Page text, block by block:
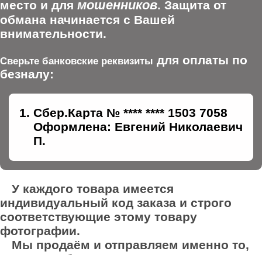
место и для мошенников. Защита от
обмана начинается с Вашей
внимательности.
Сверьте банковские реквизиты для оплаты по
безналу:
Сбер.Карта № **** **** 1503 7058
Оформлена: Евгений Николаевич
П.
У каждого товара имеется
индивидуальный код заказа и строго
соответствующие этому товару
фотографии.
Мы продаём и отправляем именно то,